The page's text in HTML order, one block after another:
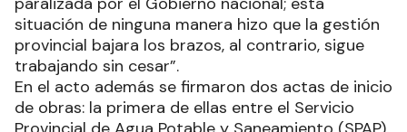
situación de ninguna manera hizo que la gestión
provincial bajara los brazos, al contrario, sigue
trabajando sin cesar”.
En el acto además se firmaron dos actas de inicio
de obras: la primera de ellas entre el Servicio